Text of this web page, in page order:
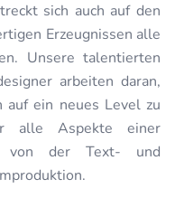
sich auch auf den
Erzeugnissen alle
Unsere talentierten
arbeiten daran,
auf ein neues Level zu
alle Aspekte einer
von der Text- und